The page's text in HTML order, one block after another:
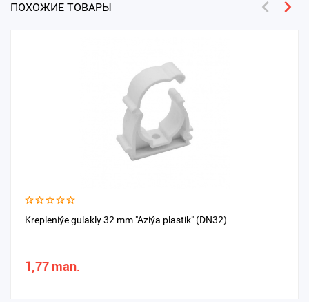
ПОХОЖИЕ ТОВАРЫ
Krepleniýe gulakly 32 mm "Aziýa plastik" (DN32)
1,77 man.